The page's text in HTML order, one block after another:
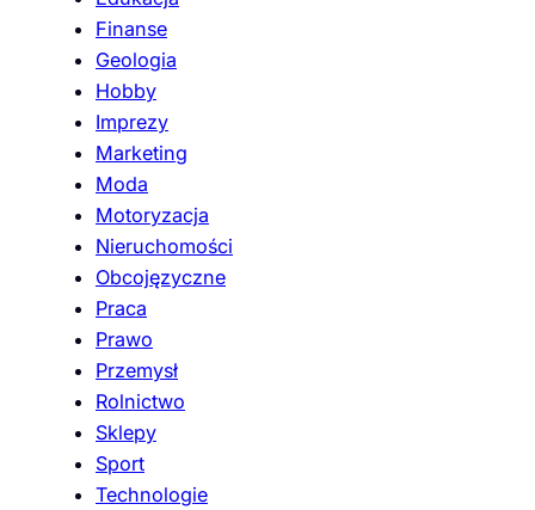
Finanse
Geologia
Hobby
Imprezy
Marketing
Moda
Motoryzacja
Nieruchomości
Obcojęzyczne
Praca
Prawo
Przemysł
Rolnictwo
Sklepy
Sport
Technologie